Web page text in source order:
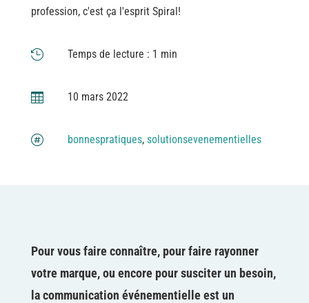
profession, c'est ça l'esprit Spiral!
 Temps de lecture : 1 min
 10 mars 2022
 bonnespratiques, solutionsevenementielles
Pour vous faire connaître, pour faire rayonner
votre marque, ou encore pour susciter un besoin,
la communication événementielle est un